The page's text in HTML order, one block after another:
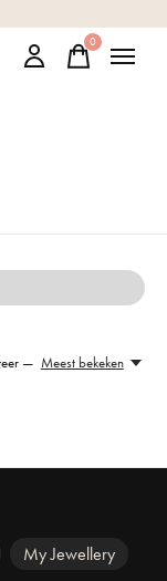
0items
— Meest bekeken
My Jewellery